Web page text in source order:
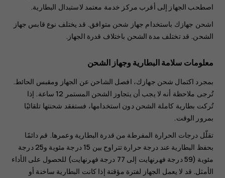
اصطحب الجهاز إلى أقرب مركز خدمة معتمد لاستبدال البطارية.
اشحن جهازك باستخدام جهاز شحن متوافق. قد يختلف نوع قابس جهاز
الشحن. قد تختلف مدة الشحن باختلاف قدرة الجهاز.
معلومات سلامة البطارية وجهاز الشحن
بمجرد اكتمال شحن جهازك، افصل الشاحن عن الجهاز ومقبس الحائط.
تُرجى ملاحظة أنه لا يجب أن يتجاوز الشحن المستمر 12 ساعة. إذا
تُركت بطارية كاملة الشحن دون استخدامها، فستفقد شحنتها تلقائيًا
بمرور الوقت.
تقلّل درجات الحرارة المفرطة من قدرة البطارية وعمرها. قم دائمًا
بحفظ البطارية عند درجة حرارة تتراوح بين 15 درجة مئوية و25 درجة
مئوية (59 درجة فهرنهايت إلى 77 درجة فهرنهايت) للحصول على الأداء
الأمثل. قد لا يعمل الجهاز لفترة مؤقتة إذا كانت البطارية ساخنة أو